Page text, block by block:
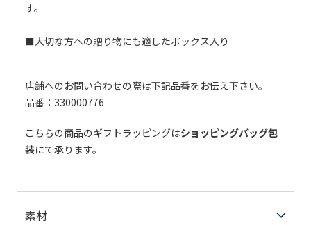
す。
■大切な方への贈り物にも適したボックス入り
店舗へのお問い合わせの際は下記品番をお伝え下さい。
品番：330000776
こちらの商品のギフトラッピングはショッピングバッグ包
装にて承ります。
素材